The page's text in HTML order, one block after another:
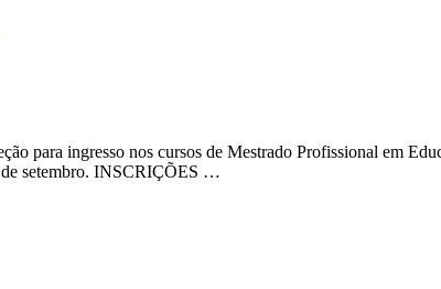
para ingresso nos cursos de Mestrado Profissional em
de setembro. INSCRIÇÕES …